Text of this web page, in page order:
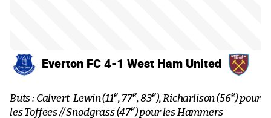
Everton FC 4-1 West Ham United
Buts : Calvert-Lewin (11e, 77e, 83e), Richarlison (56e) pour
les Toffees // Snodgrass (47e) pour les Hammers